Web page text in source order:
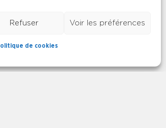
Refuser Voir les préférences
de cookies